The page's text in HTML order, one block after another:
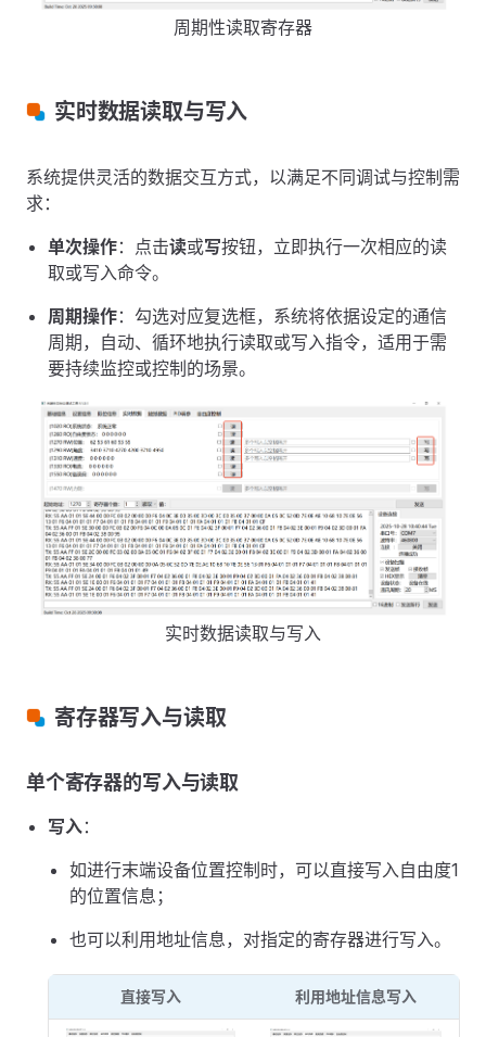
周期性读取寄存器
实时数据读取与写入
系统提供灵活的数据交互方式，以满足不同调试与控制需
求：
单次操作：点击读或写按钮，立即执行一次相应的读
取或写入命令。
周期操作：勾选对应复选框，系统将依据设定的通信
周期，自动、循环地执行读取或写入指令，适用于需
要持续监控或控制的场景。
实时数据读取与写入
寄存器写入与读取
单个寄存器的写入与读取
写入：
如进行末端设备位置控制时，可以直接写入⾃由度1
的位置信息；
也可以利用地址信息，对指定的寄存器进行写入。
直接写入 利用地址信息写入